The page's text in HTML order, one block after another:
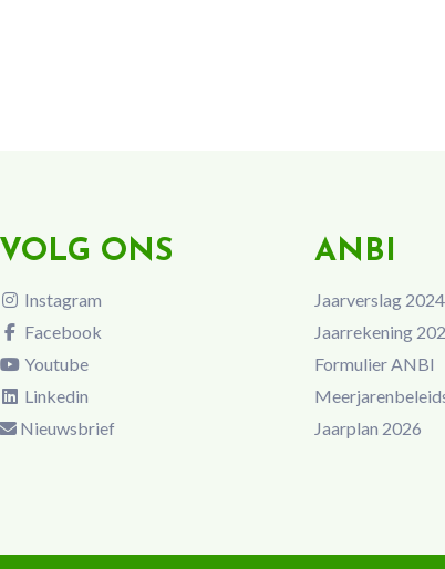
VOLG ONS
Instagram
Facebook
Youtube
Linkedin
Nieuwsbrief
ANBI
Jaarverslag 2024
Jaarrekening
Formulier ANBI
Jaarplan 2026